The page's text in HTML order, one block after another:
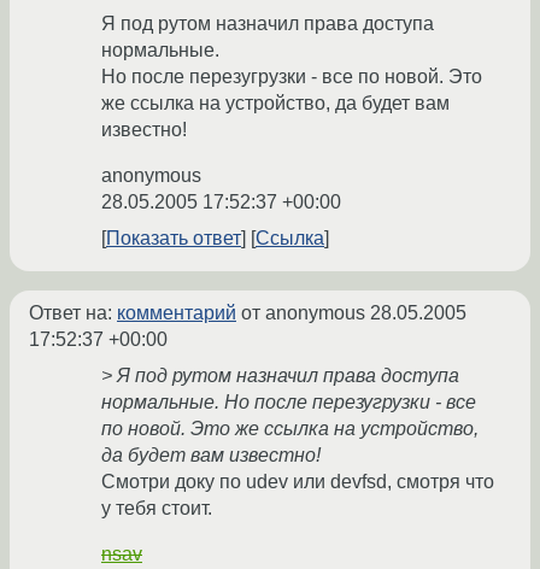
Я под рутом назначил права доступа
нормальные.
Но после перезугрузки - все по новой. Это
же ссылка на устройство, да будет вам
известно!
anonymous
28.05.2005 17:52:37 +00:00
Показать ответ
Ссылка
Ответ на: комментарий от anonymous 28.05.2005
17:52:37 +00:00
> Я под рутом назначил права доступа
нормальные. Но после перезугрузки - все
по новой. Это же ссылка на устройство,
да будет вам известно!
Смотри доку по udev или devfsd, смотря что
у тебя стоит.
nsav